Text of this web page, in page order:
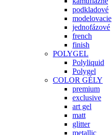
podkladové
modelovacie
jednofázové
french
finish
POLYGEL
Polyliquid
Polygel
COLOR GÉLY
premium
exclusive
art gel
matt
glitter
metallic